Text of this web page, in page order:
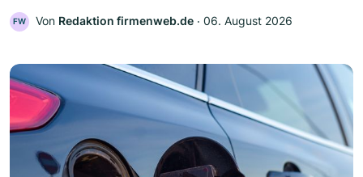
FW Von Redaktion firmenweb.de ‧ 06. August 2026